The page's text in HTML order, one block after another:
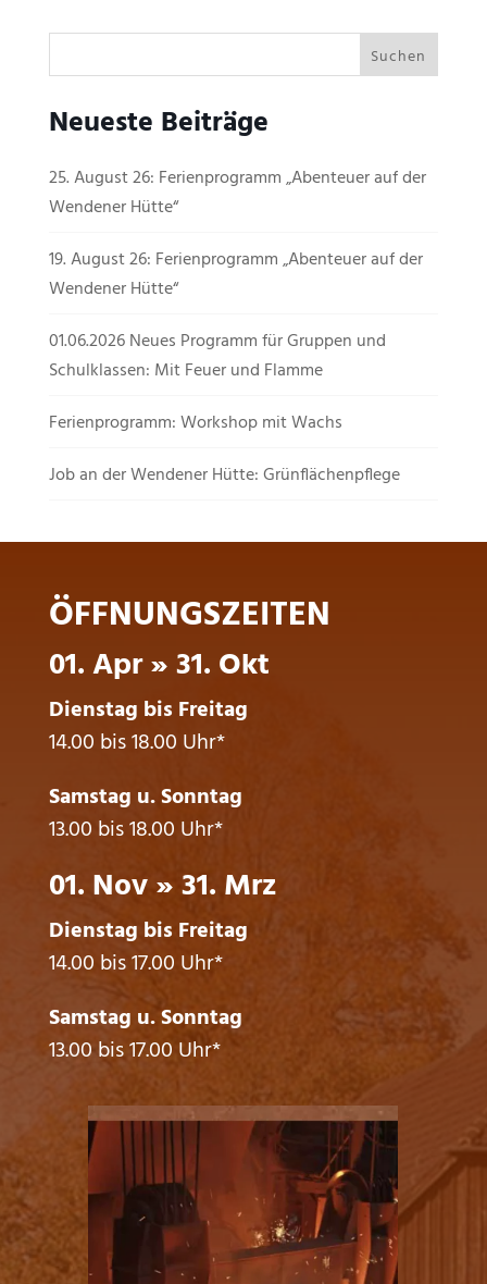
Neueste Beiträge
25. August 26: Ferienprogramm „Abenteuer auf der
Wendener Hütte“
19. August 26: Ferienprogramm „Abenteuer auf der
Wendener Hütte“
01.06.2026 Neues Programm für Gruppen und
Schulklassen: Mit Feuer und Flamme
Ferienprogramm: Workshop mit Wachs
Job an der Wendener Hütte: Grünflächenpflege
ÖFFNUNGSZEITEN
01. Apr » 31. Okt
Dienstag bis Freitag
14.00 bis 18.00 Uhr*
Samstag u. Sonntag
13.00 bis 18.00 Uhr*
01. Nov » 31. Mrz
Dienstag bis Freitag
14.00 bis 17.00 Uhr*
Samstag u. Sonntag
13.00 bis 17.00 Uhr*